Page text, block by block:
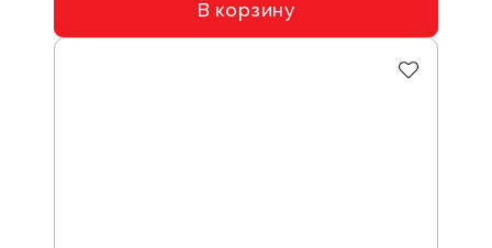
В корзину